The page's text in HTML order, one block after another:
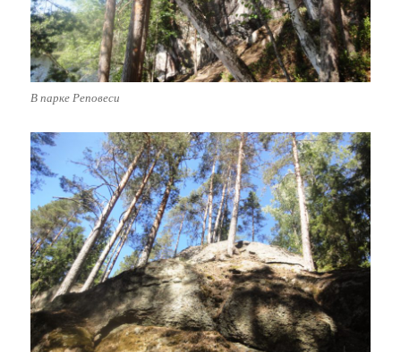
В парке Реповеси